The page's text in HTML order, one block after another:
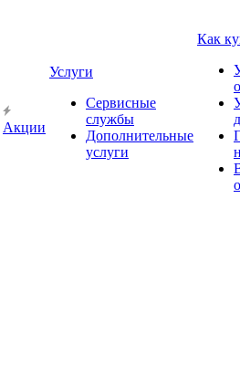
Акции
Услуги
Сервисные
службы
Дополнительные
услуги
Как